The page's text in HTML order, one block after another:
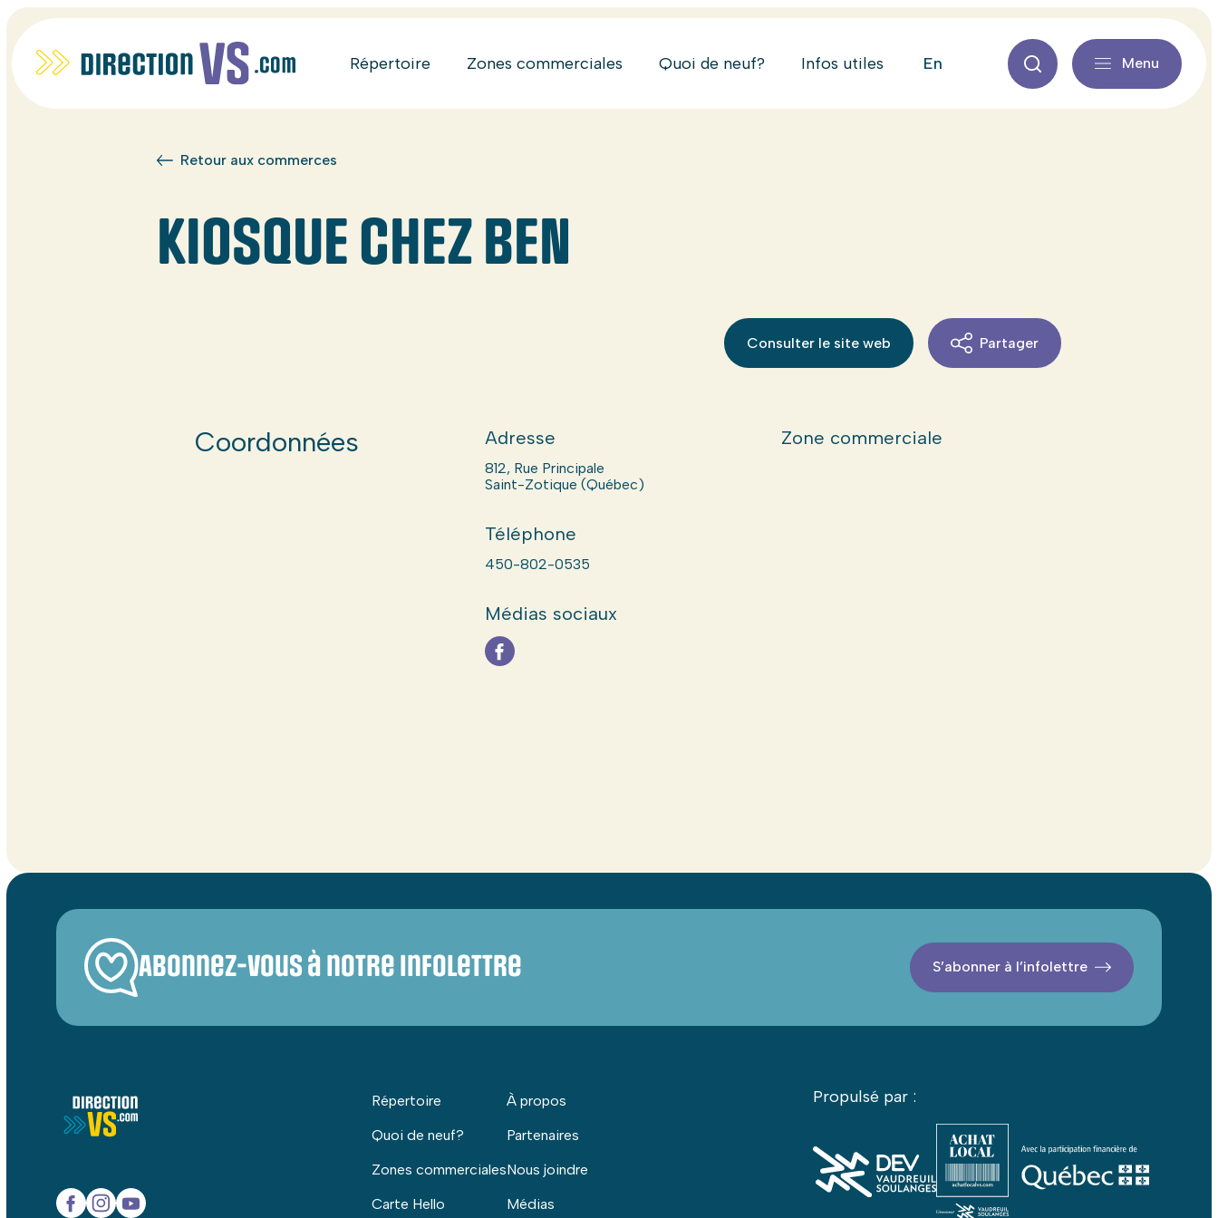
Répertoire Zones commerciales Quoi de neuf? Infos utiles en Menu
Retour aux commerces
KIOSQUE CHEZ BEN
Consulter le site web Partager
Coordonnées Adresse
812, Rue Principale
Saint-Zotique (Québec)
Téléphone
450-802-0535
Médias sociaux
Zone commerciale
Abonnez-vous à notre infolettre S’abonner à l’infolettre
Répertoire
Quoi de neuf?
Zones commerciales
Carte Hello
À propos
Partenaires
Nous joindre
Médias
Propulsé par :